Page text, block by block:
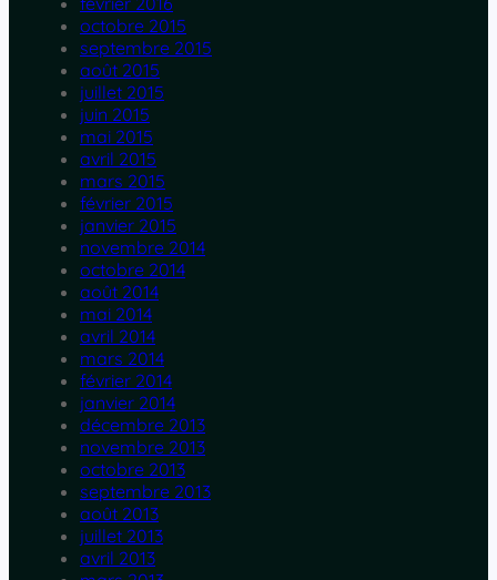
octobre 2015
septembre 2015
août 2015
juillet 2015
juin 2015
mai 2015
avril 2015
mars 2015
février 2015
janvier 2015
novembre 2014
octobre 2014
août 2014
mai 2014
avril 2014
mars 2014
février 2014
janvier 2014
décembre 2013
novembre 2013
octobre 2013
septembre 2013
août 2013
juillet 2013
avril 2013